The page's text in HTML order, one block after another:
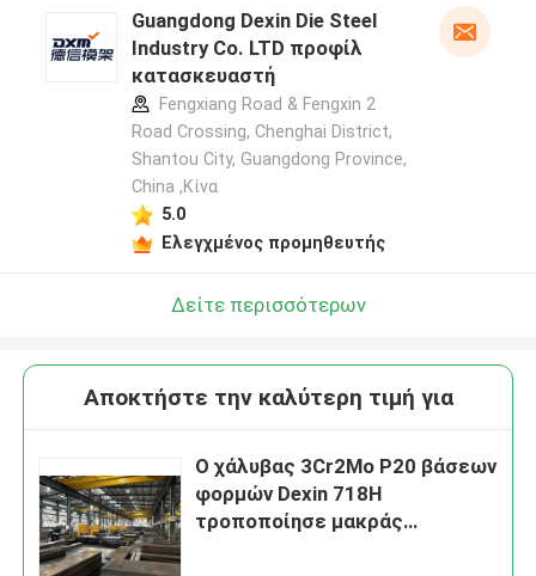
Guangdong Dexin Die Steel
Industry Co. LTD προφίλ
κατασκευαστή
Fengxiang Road & Fengxin 2
Road Crossing, Chenghai District,
Shantou City, Guangdong Province,
China ,Κίνα
5.0
Ελεγχμένος προμηθευτής
Δείτε περισσότερων
Αποκτήστε την καλύτερη τιμή για
Ο χάλυβας 3Cr2Mo P20 βάσεων
φορμών Dexin 718H
τροποποίησε μακράς